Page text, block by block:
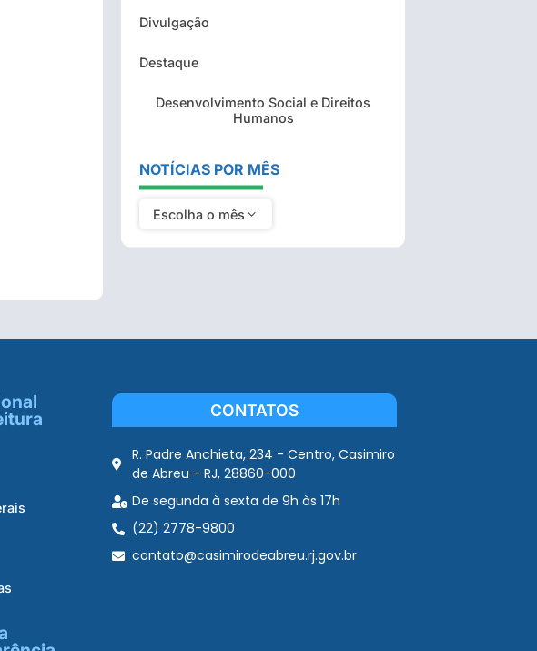
Divulgação
Destaque
Desenvolvimento Social e Direitos
Humanos
NOTÍCIAS POR MÊS
Escolha o mês
CONTATOS
R. Padre Anchieta, 234 - Centro, Casimiro
de Abreu - RJ, 28860-000
De segunda à sexta de 9h às 17h
(22) 2778-9800
contato@casimirodeabreu.rj.gov.br